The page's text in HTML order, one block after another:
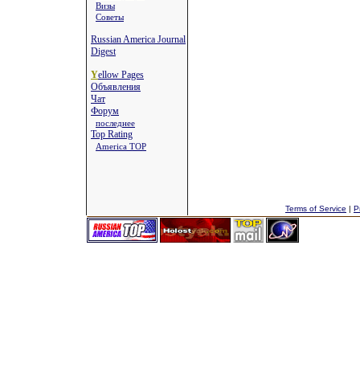
Визы
Советы
Russian America Journal
Digest
Yellow Pages
Объявления
Чат
Форум
последнее
Top Rating
America TOP
Terms of Service |